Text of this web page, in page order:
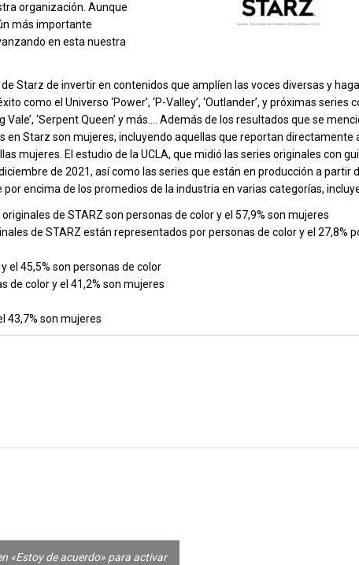
organización. Aunque
más importante
en esta nuestra
Starz de invertir en contenidos que amplíen las voces diversas y
como el Universo ‘Power’, ‘P-Valley’, ‘Outlander’, y próximas series
Vale’, ‘Serpent Queen’ y más…. Además de los resultados que se
en Starz son mujeres, incluyendo aquellas que reportan directamente
mujeres. El estudio de la UCLA, que midió las series originales con
de 2021, así como las series que están en producción a partir
encima de los promedios de la industria en varias categorías,
de STARZ son personas de color y el 57,9% son mujeres
de STARZ están representados por personas de color y el 27,8%
el 45,5% son personas de color
de color y el 41,2% son mujeres
43,7% son mujeres
«Estoy de acuerdo» para activar